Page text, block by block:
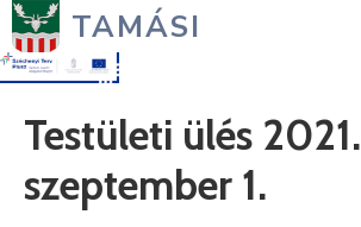
TAMÁSI
Önkormányzat
Testületi ülés 2021.
szeptember 1.